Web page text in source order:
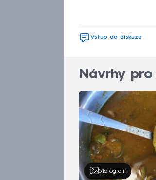
Vstup do diskuze
Návrhy pro
5 fotografií